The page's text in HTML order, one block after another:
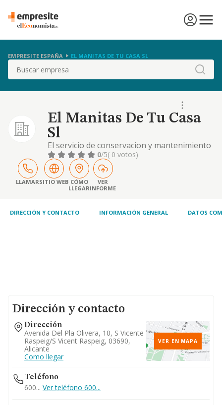
EMPRESITE ESPAÑA EL MANITAS DE TU CASA SL
Buscar
El Manitas De Tu Casa
Sl
El servicio de conservacion y mantenimiento
de construcciones e instalaciones tanto en
edificios publicos como privados, la
restauracion de bienes inmuebles historico-
artisticos. la compraventa de terrenos sean
rusticos o urbanos. la compraventa,
fincas rustic.
0/5( 0 votos)
LLAMARSITIO WEB CÓMO
LLEGAR
VER
INFORME
DIRECCIÓN Y CONTACTO INFORMACIÓN GENERAL DATOS
Dirección y contacto
Dirección
Avenida Del Pla Olivera, 10, S Vicente
Raspeig/s Vicent Raspeig, 03690,
Alicante
Como llegar
VER EN MAPA
Teléfono
600... Ver teléfono 600...